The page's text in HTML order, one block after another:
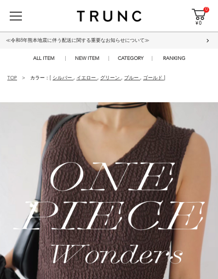
0
¥ 0
≪令和8年熊本地震に伴う配送に関する重要なお知らせについて≫
ALL ITEM NEW ITEM CATEGORY RANKING
TOP カラー：[ シルバー , イエロー , グリーン , ブルー , ゴールド